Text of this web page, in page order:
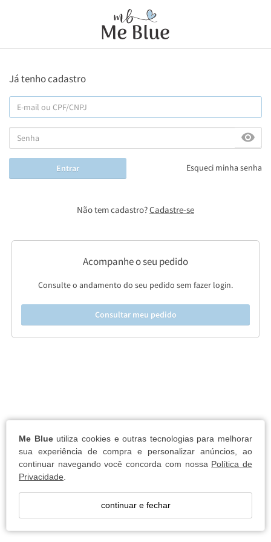
Me Blueutiliza cookies e outras tecnologias para melhorar
sua experiência de compra e personalizar anúncios, ao
continuar navegando você concorda com nossa Política de
Privacidade
continuar e fechar
Já tenho cadastro
Entrar Esqueci minha senha
Não tem cadastro?Cadastre-se
Acompanhe o seu pedido
Consulte o andamento do seu pedido sem fazer login.
Consultar meu pedido